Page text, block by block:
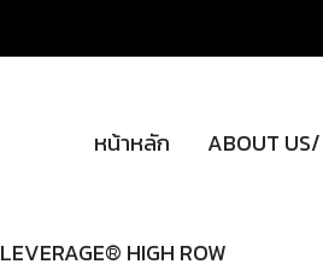
หน้าหลัก ABOUT
LEVERAGE® HIGH ROW